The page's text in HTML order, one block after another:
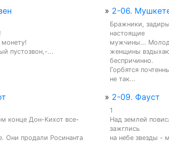
пустозвон,-...
» 2-06.
Бражники,
настоящие
мужчины...
женщины
беспричинно.
Горбятся
не так...
конце Дон-Кихот все-
Они продали Росинанта
» 2-09. Фауст
1
Над землей
зажглись
на небе звезды -